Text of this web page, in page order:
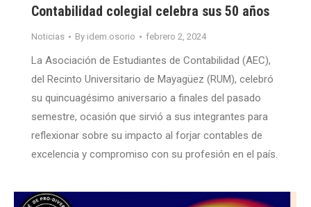
Contabilidad colegial celebra sus 50 años
Noticias By idem.osorio febrero 2, 2024
La Asociación de Estudiantes de Contabilidad (AEC),
del Recinto Universitario de Mayagüez (RUM), celebró
su quincuagésimo aniversario a finales del pasado
semestre, ocasión que sirvió a sus integrantes para
reflexionar sobre su impacto al forjar contables de
excelencia y compromiso con su profesión en el país.